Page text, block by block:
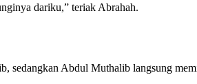
dariku,” teriak Abrahah.
sedangkan Abdul Muthalib langsung